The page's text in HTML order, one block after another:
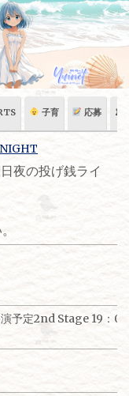
子育 応募 🏛
夜の投げ銭ライ
予定2nd Stage 19：